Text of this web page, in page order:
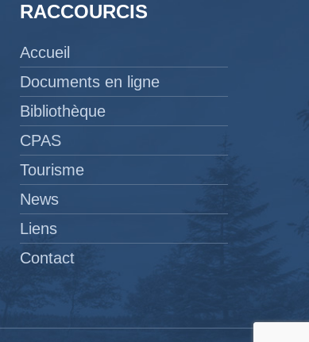
RACCOURCIS
Accueil
Documents en ligne
Bibliothèque
CPAS
Tourisme
News
Liens
Contact